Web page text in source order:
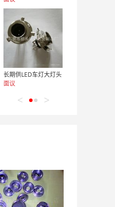
长期供LED车灯大灯头
面议
< >